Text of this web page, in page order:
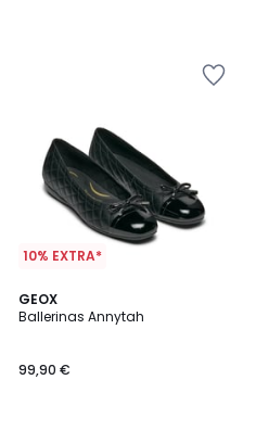
10% EXTRA*
GEOX
Ballerinas Annytah
99,90 €
4
/